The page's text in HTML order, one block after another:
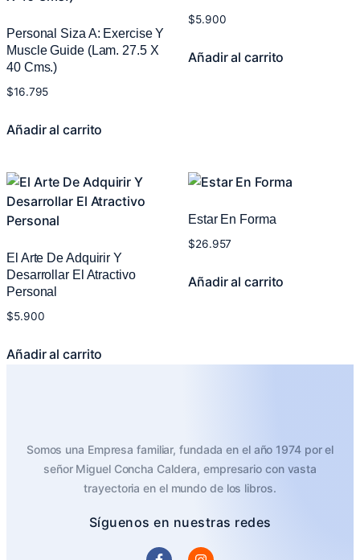
Personal Siza A: Exercise Y
Muscle Guide (Lam. 27.5 X
40 Cms.)
$16.795
Añadir al carrito
$5.900
Añadir al carrito
El Arte De Adquirir Y
Desarrollar El Atractivo
Personal
$5.900
Añadir al carrito
Estar En Forma
$26.957
Añadir al carrito
Somos una Empresa familiar, fundada en el año 1974 por el
señor Miguel Concha Caldera, empresario con vasta
trayectoria en el mundo de los libros.
Síguenos en nuestras redes